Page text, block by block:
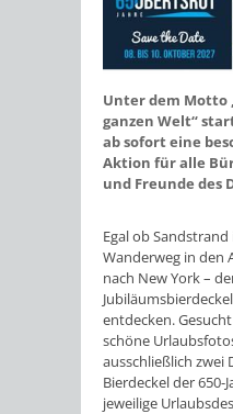
Unter dem Motto
ganzen Welt“
ab sofort eine
Aktion für alle
und Freunde des
Egal ob
Wanderweg in den
nach New York –
entdecken.
schöne
ausschließlich zwei
Bierdeckel der 650-
jeweilige